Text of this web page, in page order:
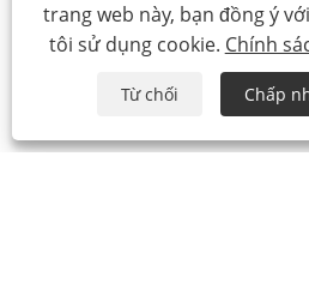
trang web này, bạn đồng ý
tôi sử dụng cookie. Chính
Từ chối Chấp